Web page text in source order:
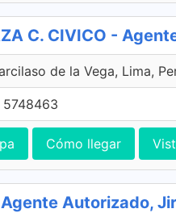
C. CIVICO -
de la Vega, Lima,
5748463
Cómo llegar
Agente Autorizado,